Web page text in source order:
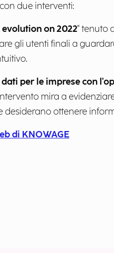
due interventi:
evolution on 2022" tenuto
gli utenti finali a
per le imprese con
mira a
desiderano ottenere
di KNOWAGE